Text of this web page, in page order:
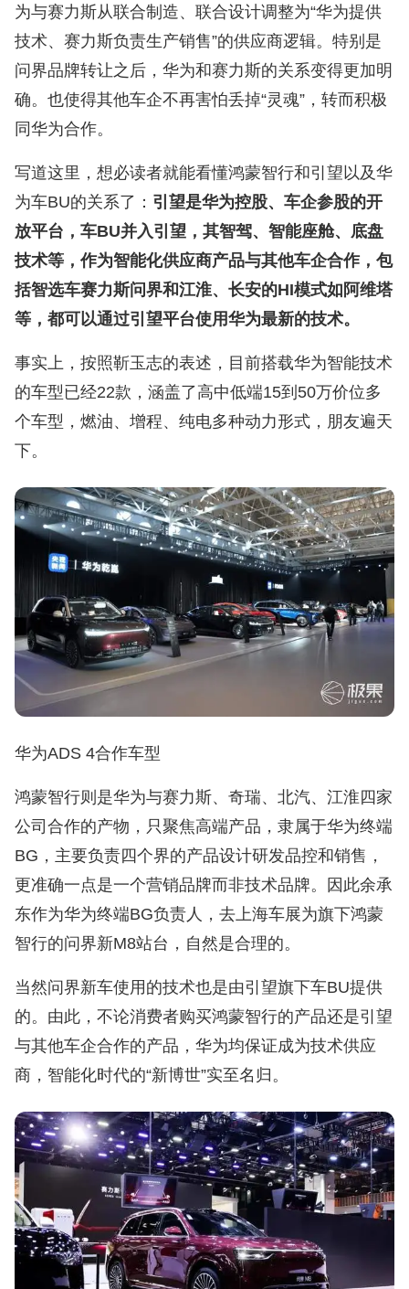
为与赛力斯从联合制造、联合设计调整为“华为提供
技术、赛力斯负责生产销售”的供应商逻辑。特别是
问界品牌转让之后，华为和赛力斯的关系变得更加明
确。也使得其他车企不再害怕丢掉“灵魂”，转而积极
同华为合作。
写道这里，想必读者就能看懂鸿蒙智行和引望以及华
为车BU的关系了： 引望是华为控股、车企参股的开
放平台，车BU并入引望，其智驾、智能座舱、底盘
技术等，作为智能化供应商产品与其他车企合作，包
括智选车赛力斯问界和江淮、长安的HI模式如阿维塔
等，都可以通过引望平台使用华为最新的技术。
事实上，按照靳玉志的表述，目前搭载华为智能技术
的车型已经22款，涵盖了高中低端15到50万价位多
个车型，燃油、增程、纯电多种动力形式，朋友遍天
下。
华为ADS 4合作车型
鸿蒙智行则是华为与赛力斯、奇瑞、北汽、江淮四家
公司合作的产物，只聚焦高端产品，隶属于华为终端
BG，主要负责四个界的产品设计研发品控和销售，
更准确一点是一个营销品牌而非技术品牌。因此余承
东作为华为终端BG负责人，去上海车展为旗下鸿蒙
智行的问界新M8站台，自然是合理的。
当然问界新车使用的技术也是由引望旗下车BU提供
的。由此，不论消费者购买鸿蒙智行的产品还是引望
与其他车企合作的产品，华为均保证成为技术供应
商，智能化时代的“新博世”实至名归。